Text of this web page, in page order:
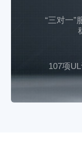
“三对一”
107项